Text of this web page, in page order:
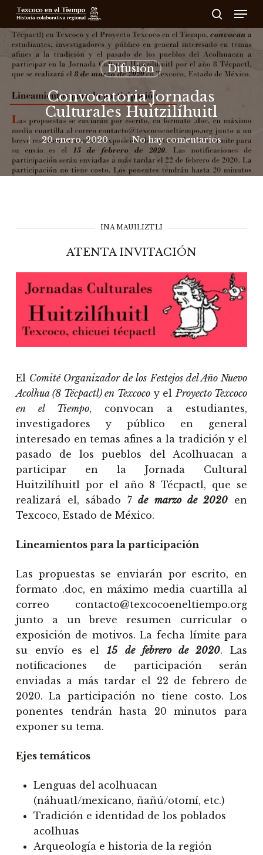
Skip
main
content
search
Difusión
Convocatoria Jornadas
Culturales Huitzilíhuitl
20 enero, 2020 No hay comentarios
INA MAUILIZTLI
ATENTA INVITACIÓN
El Comité Organizador de los Festejos del Año Nuevo
Acolhua (8 Técpactl) en Texcoco y elProyecto Texcoco
en el Tiempo, convocan a estudiantes,
investigadores y público en general
interesado en temas afines a la tradición y el
pasado de los pueblos del Acolhuacan a
participar en la Jornada Cultural
Huitzilíhuitl por el año 8 Técpactl, que se
realizará el, sábado 7 de marzo de 2020en
Texcoco, Estado de México.
Lineamientos para la participación
Las propuestas se enviarán por escrito, en
formato .doc, en máximo media cuartilla al
correo contacto@texcocoeneltiempo.org
junto a un breve resumen curricular o
exposición de motivos. La fecha límite para
su envío es el15 de febrero de 2020. Las
notificaciones de participación serán
enviadas a más tardar el 22 de febrero de
2020. La participación no tiene costo. Los
ponentes tendrán hasta 20 minutos para
exponer su tema.
Ejes temáticos
Lenguas del acolhuacan
(náhuatl/mexicano, ñañú/otomí, etc.)
Tradición e identidad de los poblados
acolhuas
Arqueología e historia de la región